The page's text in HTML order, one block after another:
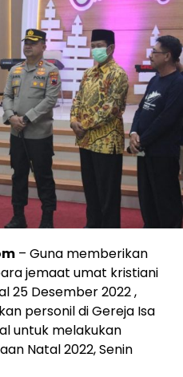
– Guna memberikan
jemaat umat kristiani
25 Desember 2022 ,
personil di Gereja Isa
untuk melakukan
Natal 2022, Senin